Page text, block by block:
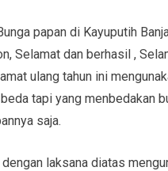
papan di Kayuputih
Selamat dan berhasil ,
ulang tahun ini
tapi yang menbedakan
saja.
laksana diatas